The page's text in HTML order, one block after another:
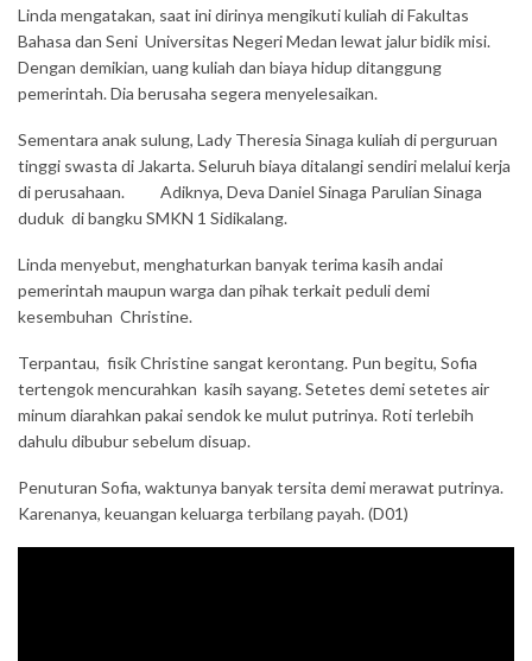
Linda mengatakan, saat ini dirinya mengikuti kuliah di Fakultas
Bahasa dan Seni Universitas Negeri Medan lewat jalur bidik misi.
Dengan demikian, uang kuliah dan biaya hidup ditanggung
pemerintah. Dia berusaha segera menyelesaikan.
Sementara anak sulung, Lady Theresia Sinaga kuliah di perguruan
tinggi swasta di Jakarta. Seluruh biaya ditalangi sendiri melalui kerja
di perusahaan. Adiknya, Deva Daniel Sinaga Parulian Sinaga
duduk di bangku SMKN 1 Sidikalang.
Linda menyebut, menghaturkan banyak terima kasih andai
pemerintah maupun warga dan pihak terkait peduli demi
kesembuhan Christine.
Terpantau, fisik Christine sangat kerontang. Pun begitu, Sofia
tertengok mencurahkan kasih sayang. Setetes demi setetes air
minum diarahkan pakai sendok ke mulut putrinya. Roti terlebih
dahulu dibubur sebelum disuap.
Penuturan Sofia, waktunya banyak tersita demi merawat putrinya.
Karenanya, keuangan keluarga terbilang payah. (D01)